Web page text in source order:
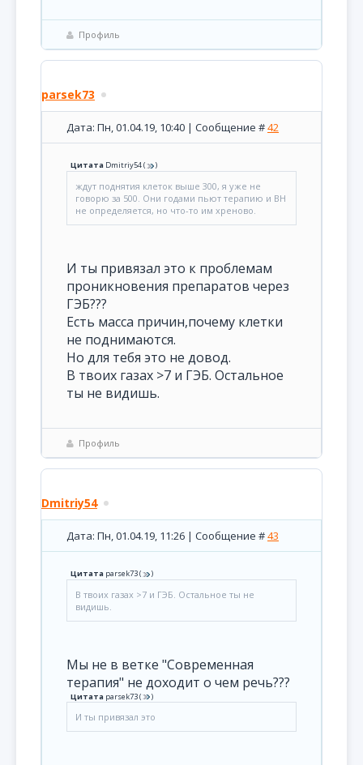
Профиль
parsek73
Дата: Пн, 01.04.19, 10:40 | Сообщение #42
Цитата Dmitriy54( )
ждут поднятия клеток выше 300, я уже не
говорю за 500. Они годами пьют терапию и ВН
не определяется, но что-то им хреново.
И ты привязал это к проблемам
проникновения препаратов через
ГЭБ???
Есть масса причин,почему клетки
не поднимаются.
Но для тебя это не довод.
В твоих газах >7 и ГЭБ. Остальное
ты не видишь.
Профиль
Dmitriy54
Дата: Пн, 01.04.19, 11:26 | Сообщение #43
Цитата parsek73( )
В твоих газах >7 и ГЭБ. Остальное ты не
видишь.
Мы не в ветке "Современная
терапия" не доходит о чем речь???
Цитата parsek73( )
И ты привязал это